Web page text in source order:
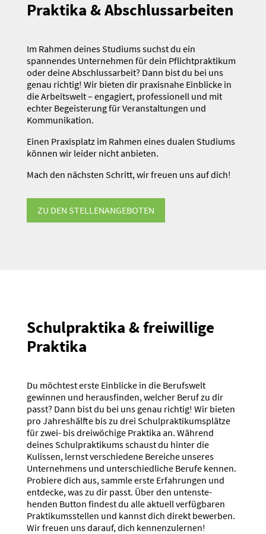
Praktika & Abschluss­ar­beiten
Im Rahmen deines Studiums suchst du ein
spannendes Unter­nehmen für dein Pflicht­prak­tikum
oder deine Abschluss­arbeit? Dann bist du bei uns
genau richtig! Wir bieten dir praxisnahe Einblicke in
die Arbeitswelt – engagiert, profes­sionell und mit
echter Begeis­terung für Veran­stal­tungen und
Kommu­ni­kation.
Einen Praxis­platz im Rahmen eines dualen Studiums
können wir leider nicht anbieten.
Mach den nächsten Schritt, wir freuen uns auf dich!
ZU DEN STELLEN­AN­GE­BOTEN
Schul­praktika & freiwillige
Praktika
Du möchtest erste Einblicke in die Berufswelt
gewinnen und heraus­finden, welcher Beruf zu dir
passt? Dann bist du bei uns genau richtig! Wir bieten
pro Jahres­hälfte bis zu drei Schul­prak­ti­kums­plätze
für zwei- bis dreiwö­chige Praktika an. Während
deines Schul­prak­tikums schaust du hinter die
Kulissen, lernst verschiedene Bereiche unseres
Unter­nehmens und unter­schied­liche Berufe kennen.
Probiere dich aus, sammle erste Erfah­rungen und
entdecke, was zu dir passt. Über den unten­ste­
henden Button findest du alle aktuell verfüg­baren
Prakti­kums­stellen und kannst dich direkt bewerben.
Wir freuen uns darauf, dich kennen­zu­lernen!